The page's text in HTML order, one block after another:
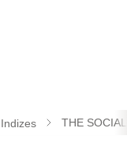
THE